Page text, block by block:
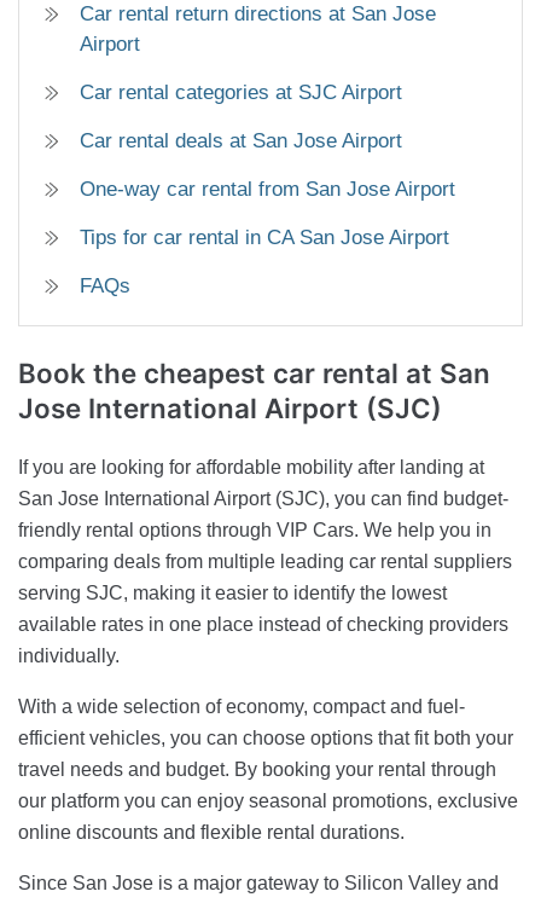
Car rental return directions at San Jose
Airport
Car rental categories at SJC Airport
Car rental deals at San Jose Airport
One-way car rental from San Jose Airport
Tips for car rental in CA San Jose Airport
FAQs
Book the cheapest car rental at San
Jose International Airport (SJC)
If you are looking for affordable mobility after landing at
San Jose International Airport (SJC), you can find budget-
friendly rental options through VIP Cars. We help you in
comparing deals from multiple leading car rental suppliers
serving SJC, making it easier to identify the lowest
available rates in one place instead of checking providers
individually.
With a wide selection of economy, compact and fuel-
efficient vehicles, you can choose options that fit both your
travel needs and budget. By booking your rental through
our platform you can enjoy seasonal promotions, exclusive
online discounts and flexible rental durations.
Since San Jose is a major gateway to Silicon Valley and